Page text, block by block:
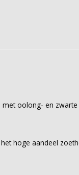
met oolong- en zwarte
hoge aandeel